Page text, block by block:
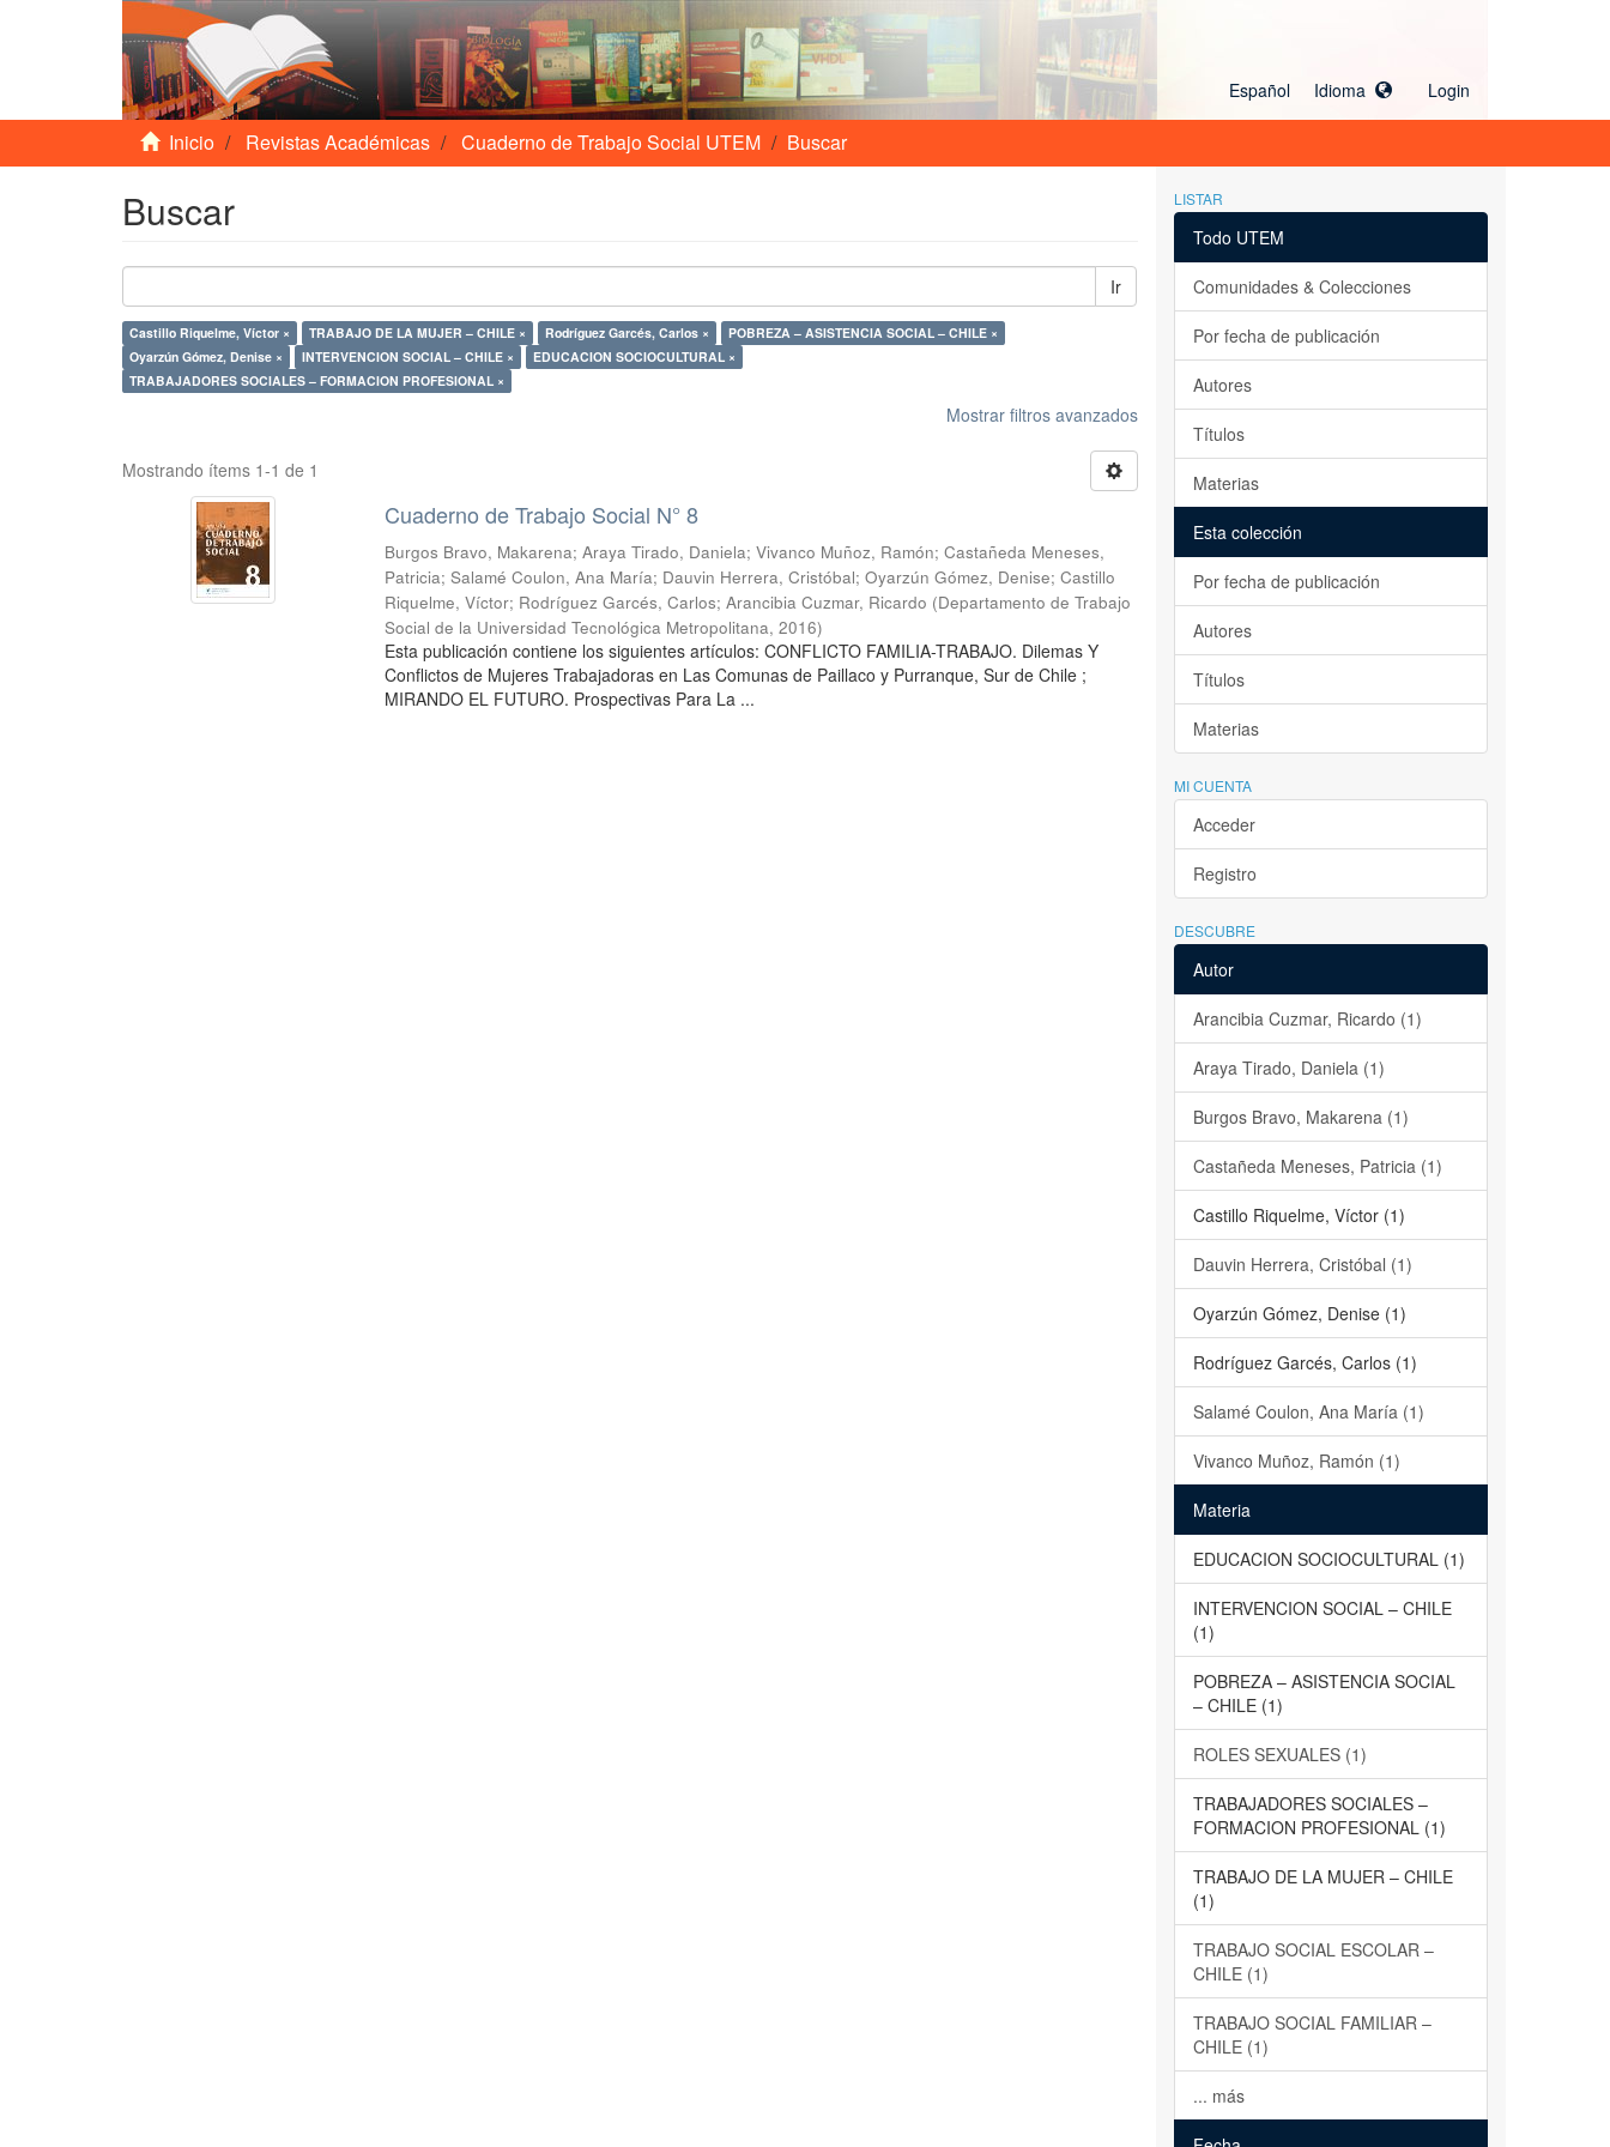
Español Idioma Login
Inicio Revistas Académicas Cuaderno de Trabajo Social UTEM Buscar
Buscar
Ir
Castillo Riquelme, Víctor × TRABAJO DE LA MUJER – CHILE × Rodríguez Garcés, Carlos ×
POBREZA – ASISTENCIA SOCIAL – CHILE ×
Oyarzún Gómez, Denise ×
INTERVENCION SOCIAL – CHILE ×
EDUCACION SOCIOCULTURAL ×
TRABAJADORES SOCIALES – FORMACION PROFESIONAL ×
Mostrar filtros avanzados
Mostrando ítems 1-1 de 1
Cuaderno de Trabajo Social N° 8
Burgos Bravo, Makarena;Araya Tirado, Daniela;Vivanco Muñoz, Ramón;Castañeda Meneses,
Patricia;Salamé Coulon, Ana María; Dauvin Herrera, Cristóbal;Oyarzún Gómez, Denise;Castillo
Riquelme, Víctor; Rodríguez Garcés, Carlos;Arancibia Cuzmar, Ricardo (Departamento de Trabajo
Social de la Universidad Tecnológica Metropolitana,2016)
Esta publicación contiene los siguientes artículos: CONFLICTO FAMILIA-TRABAJO. Dilemas Y
Conflictos de Mujeres Trabajadoras en Las Comunas de Paillaco y Purranque, Sur de Chile ;
MIRANDO EL FUTURO. Prospectivas Para La ...
LISTAR
Todo UTEM
Comunidades & Colecciones
Por fecha de publicación
Autores
Títulos
Materias
Esta colección
Por fecha de publicación
Autores
Títulos
Materias
MI CUENTA
Acceder
Registro
DESCUBRE
Autor
Arancibia Cuzmar, Ricardo (1)
Araya Tirado, Daniela (1)
Burgos Bravo, Makarena (1)
Castañeda Meneses, Patricia (1)
Castillo Riquelme, Víctor (1)
Dauvin Herrera, Cristóbal (1)
Oyarzún Gómez, Denise (1)
Rodríguez Garcés, Carlos (1)
Salamé Coulon, Ana María (1)
Vivanco Muñoz, Ramón (1)
Materia
EDUCACION SOCIOCULTURAL (1)
INTERVENCION SOCIAL – CHILE
(1)
POBREZA – ASISTENCIA SOCIAL
– CHILE (1)
ROLES SEXUALES (1)
TRABAJADORES SOCIALES –
FORMACION PROFESIONAL (1)
TRABAJO DE LA MUJER – CHILE
(1)
TRABAJO SOCIAL ESCOLAR –
CHILE (1)
TRABAJO SOCIAL FAMILIAR –
CHILE (1)
... más